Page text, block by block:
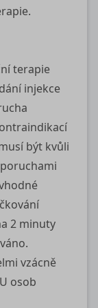
terapie
injekce
být kvůli
2 minuty
vzácně
osob